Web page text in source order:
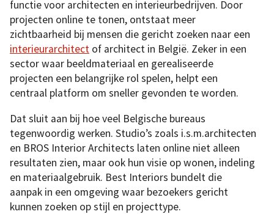
functie voor architecten en interieurbedrijven. Door
projecten online te tonen, ontstaat meer
zichtbaarheid bij mensen die gericht zoeken naar een
interieurarchitect of architect in België. Zeker in een
sector waar beeldmateriaal en gerealiseerde
projecten een belangrijke rol spelen, helpt een
centraal platform om sneller gevonden te worden.
Dat sluit aan bij hoe veel Belgische bureaus
tegenwoordig werken. Studio’s zoals i.s.m.architecten
en BROS Interior Architects laten online niet alleen
resultaten zien, maar ook hun visie op wonen, indeling
en materiaalgebruik. Best Interiors bundelt die
aanpak in een omgeving waar bezoekers gericht
kunnen zoeken op stijl en projecttype.